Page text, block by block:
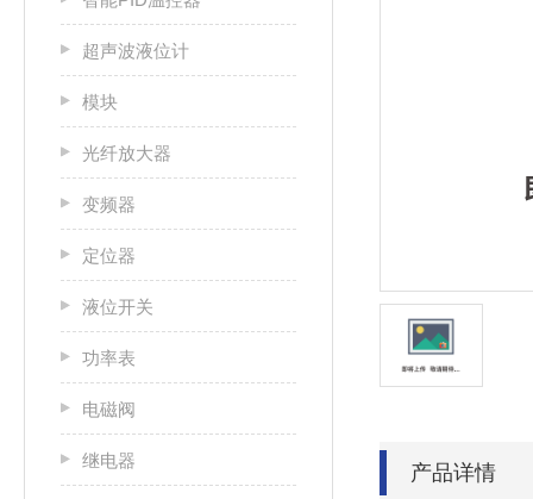
超声波液位计
模块
光纤放大器
变频器
定位器
液位开关
功率表
电磁阀
继电器
产品详情